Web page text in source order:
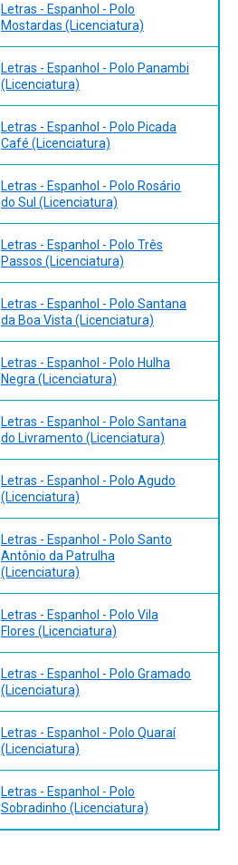
Letras - Espanhol - Polo
Mostardas (Licenciatura)
Letras - Espanhol - Polo Panambi
(Licenciatura)
Letras - Espanhol - Polo Picada
Café (Licenciatura)
Letras - Espanhol - Polo Rosário
do Sul (Licenciatura)
Letras - Espanhol - Polo Três
Passos (Licenciatura)
Letras - Espanhol - Polo Santana
da Boa Vista (Licenciatura)
Letras - Espanhol - Polo Hulha
Negra (Licenciatura)
Letras - Espanhol - Polo Santana
do Livramento (Licenciatura)
Letras - Espanhol - Polo Agudo
(Licenciatura)
Letras - Espanhol - Polo Santo
Antônio da Patrulha
(Licenciatura)
Letras - Espanhol - Polo Vila
Flores (Licenciatura)
Letras - Espanhol - Polo Gramado
(Licenciatura)
Letras - Espanhol - Polo Quaraí
(Licenciatura)
Letras - Espanhol - Polo
Sobradinho (Licenciatura)